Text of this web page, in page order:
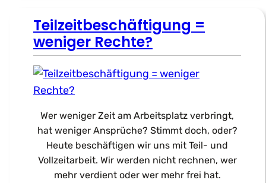
Teilzeitbeschäftigung =
weniger Rechte?
Wer weniger Zeit am Arbeitsplatz verbringt,
hat weniger Ansprüche? Stimmt doch, oder?
Heute beschäftigen wir uns mit Teil- und
Vollzeitarbeit. Wir werden nicht rechnen, wer
mehr verdient oder wer mehr frei hat.